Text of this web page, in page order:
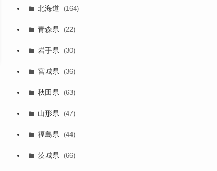
北海道 (164)
青森県 (22)
岩手県 (30)
宮城県 (36)
秋田県 (63)
山形県 (47)
福島県 (44)
茨城県 (66)